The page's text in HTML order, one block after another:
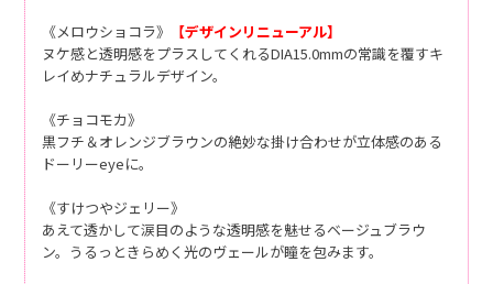
《メロウショコラ》
【デザインリニューアル】
ヌケ感と透明感をプラスしてくれるDIA15.0mmの常識を覆すキ
レイめナチュラルデザイン。
《チョコモカ》
黒フチ＆オレンジブラウンの絶妙な掛け合わせが立体感のある
ドーリーeyeに。
《すけつやジェリー》
あえて透かして涙目のような透明感を魅せるベージュブラウ
ン。うるっときらめく光のヴェールが瞳を包みます。